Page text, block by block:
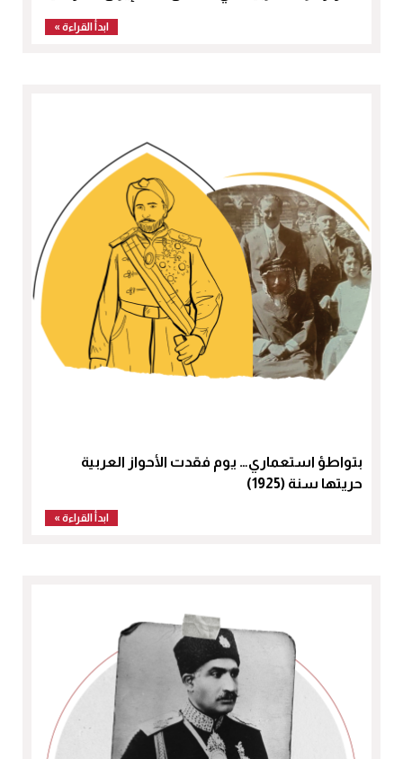
ابدأ القراءة »
بتواطؤ استعماري… يوم فقدت الأحواز العربية
حريتها سنة (1925)
ابدأ القراءة »